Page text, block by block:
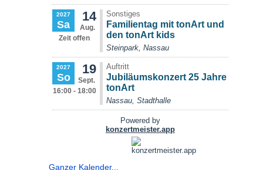
Ganzer Kalender...